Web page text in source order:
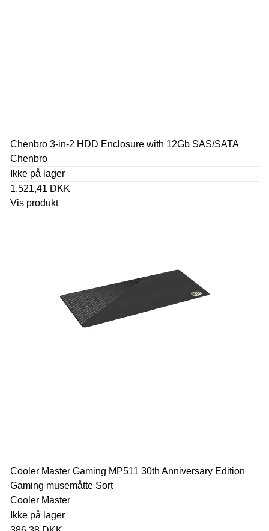
Chenbro 3-in-2 HDD Enclosure with 12Gb SAS/SATA
Chenbro
Ikke på lager
1.521,41 DKK
Vis produkt
Cooler Master Gaming MP511 30th Anniversary Edition
Gaming musemåtte Sort
Cooler Master
Ikke på lager